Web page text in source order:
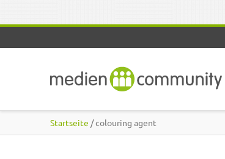
Startseite / colouring agent